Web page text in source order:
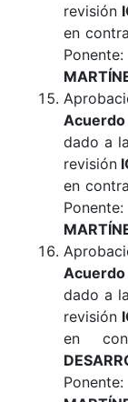
revisión
en
dado a
revisión
en
dado a
revisión
en